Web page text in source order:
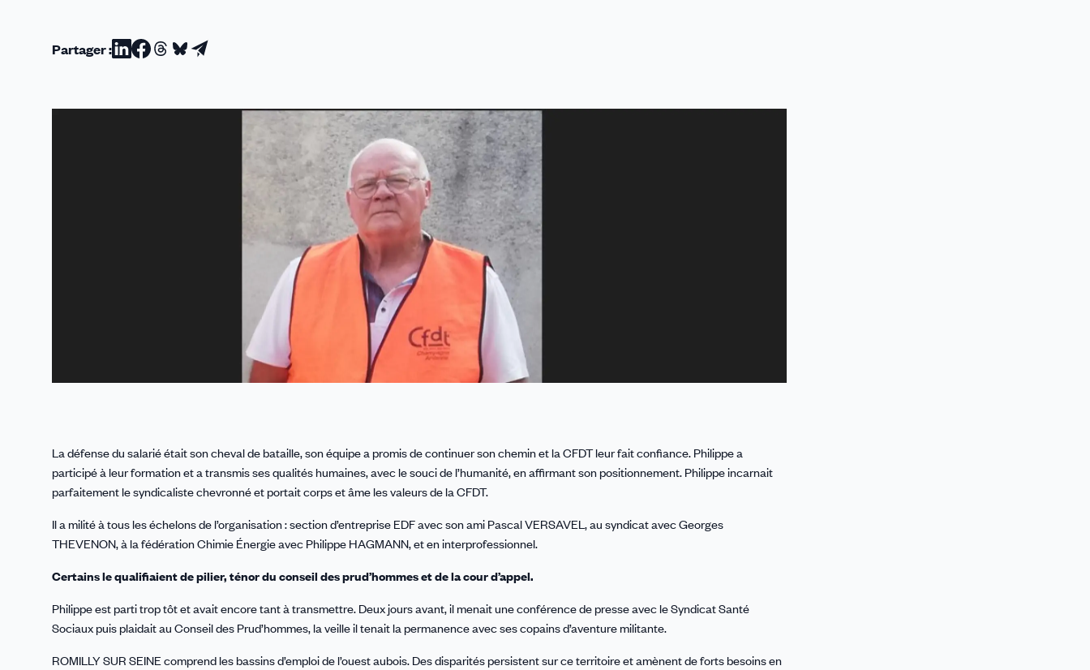
Partager :Partager
Linkedin
Partager
Facebook
Partager
Threads
Partager
Bluesky
Partager
email
La défense du salarié était son cheval de bataille, son équipe a promis de continuer son chemin et la CFDT leur fait confiance. Philippe a
participé à leur formation et a transmis ses qualités humaines, avec le souci de l’humanité, en affirmant son positionnement. Philippe incarnait
parfaitement le syndicaliste chevronné et portait corps et âme les valeurs de la CFDT.
Il a milité à tous les échelons de l’organisation : section d’entreprise EDF avec son ami Pascal VERSAVEL, au syndicat avec Georges
THEVENON, à la fédération Chimie Énergie avec Philippe HAGMANN, et en interprofessionnel.
Certains le qualifiaient de pilier, ténor du conseil des prud’hommes et de la cour d’appel.
Philippe est parti trop tôt et avait encore tant à transmettre. Deux jours avant, il menait une conférence de presse avec le Syndicat Santé
Sociaux puis plaidait au Conseil des Prud’hommes, la veille il tenait la permanence avec ses copains d’aventure militante.
ROMILLY SUR SEINE comprend les bassins d’emploi de l’ouest aubois. Des disparités persistent sur ce territoire et amènent de forts besoins en